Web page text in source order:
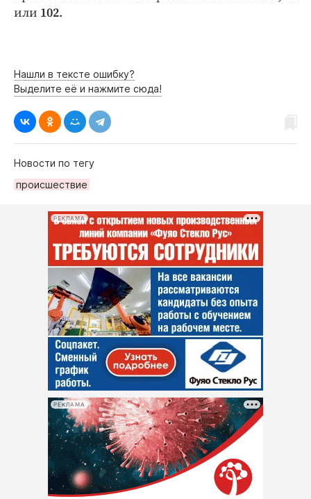
или 102.
Нашли в тексте ошибку?
Выделите её и нажмите сюда!
Новости по тегу
происшествие
РЕКЛАМА
РЕКЛАМА